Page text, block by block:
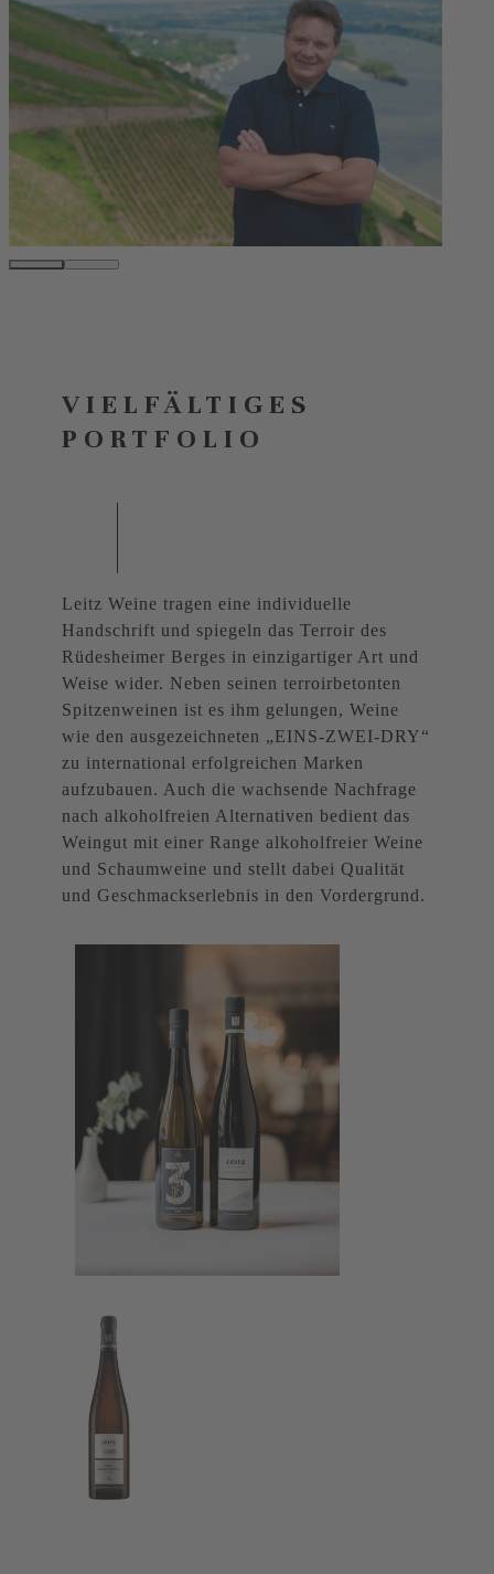
VIELFÄLTIGES
PORTFOLIO
Leitz Weine tragen eine individuelle
Handschrift und spiegeln das Terroir des
Rüdesheimer Berges in einzigartiger Art und
Weise wider. Neben seinen terroirbetonten
Spitzenweinen ist es ihm gelungen, Weine
wie den ausgezeichneten „EINS-ZWEI-DRY“
zu international erfolgreichen Marken
aufzubauen. Auch die wachsende Nachfrage
nach alkoholfreien Alternativen bedient das
Weingut mit einer Range alkoholfreier Weine
und Schaumweine und stellt dabei Qualität
und Geschmackserlebnis in den Vordergrund.